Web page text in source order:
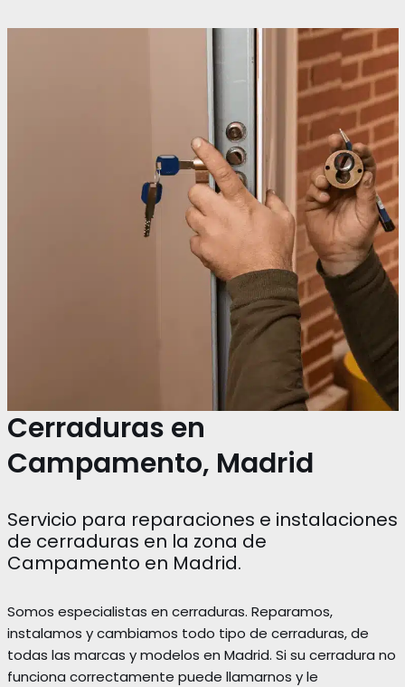
Cerraduras en
Campamento, Madrid
Servicio para reparaciones e instalaciones
de cerraduras en la zona de
Campamento en Madrid.
Somos especialistas en cerraduras. Reparamos,
instalamos y cambiamos todo tipo de cerraduras, de
todas las marcas y modelos en Madrid. Si su cerradura no
funciona correctamente puede llamarnos y le